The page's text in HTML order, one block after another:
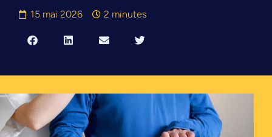
15 mai 2026 2 minutes